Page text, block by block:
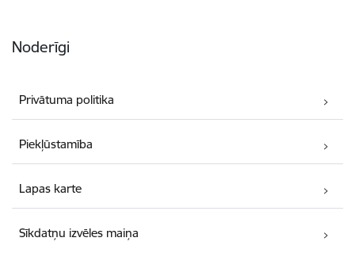
Noderīgi
Privātuma politika
Piekļūstamība
Lapas karte
Sīkdatņu izvēles maiņa